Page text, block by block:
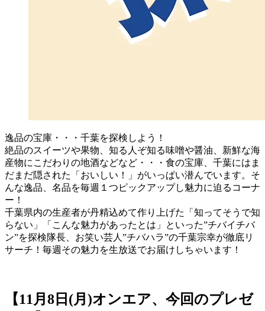
逸品の宝庫・・・千葉を探検しよう！
絶品のスイーツや果物、知る人ぞ知る味噌や醤油、新鮮な海
産物にこだわりの地酒などなど・・・食の宝庫、千葉にはま
だまだ隠された「おいしい！」がいっぱい潜んでいます。そ
んな逸品、名品を毎週１つピックアップし魅力に迫るコーナ
ー！
千葉県内の生産者が丹精込めて作り上げた「知ってそうで知
らない」「こんな魅力があったとは」といった”チバイチバ
ン”を探検隊長、お笑い芸人”チバハラ”の千葉宗幸が徹底リ
サーチ！毎週その魅力を生放送でお届けしちゃいます！
【11月8日(月)オンエア、今回のプレゼ